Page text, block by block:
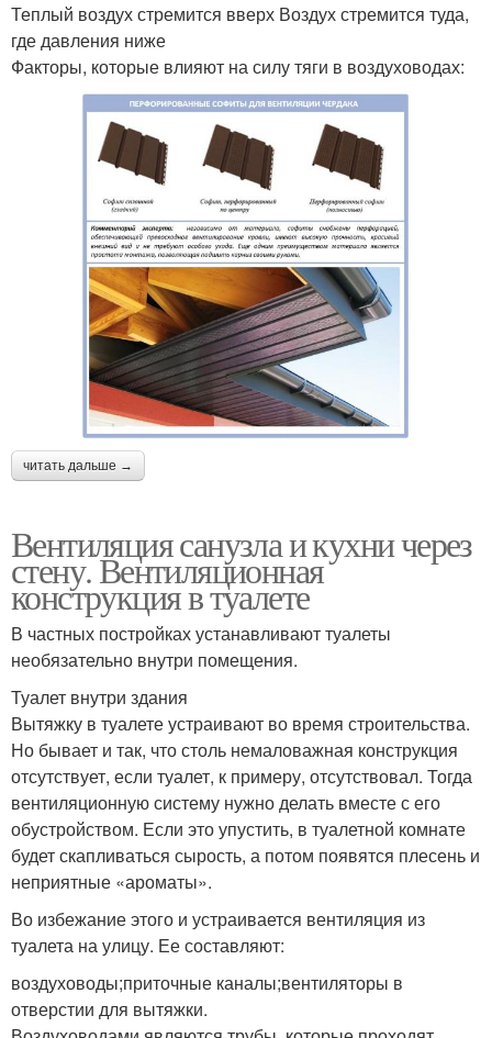
Теплый воздух стремится вверх Воздух стремится туда,
где давления ниже
Факторы, которые влияют на силу тяги в воздуховодах:
читать дальше →
Вентиляция санузла и кухни через
стену. Вентиляционная
конструкция в туалете
В частных постройках устанавливают туалеты
необязательно внутри помещения.
Туалет внутри здания
Вытяжку в туалете устраивают во время строительства.
Но бывает и так, что столь немаловажная конструкция
отсутствует, если туалет, к примеру, отсутствовал. Тогда
вентиляционную систему нужно делать вместе с его
обустройством. Если это упустить, в туалетной комнате
будет скапливаться сырость, а потом появятся плесень и
неприятные «ароматы».
Во избежание этого и устраивается вентиляция из
туалета на улицу. Ее составляют:
воздуховоды;приточные каналы;вентиляторы в
отверстии для вытяжки.